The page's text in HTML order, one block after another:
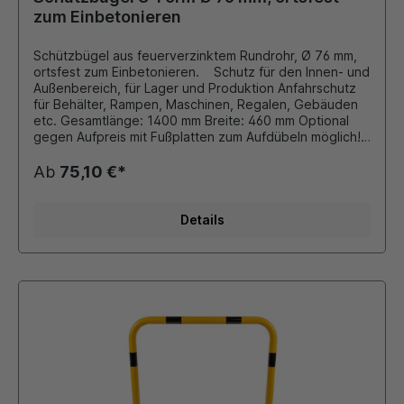
zum Einbetonieren
Schützbügel aus feuerverzinktem Rundrohr, Ø 76 mm,
ortsfest zum Einbetonieren. Schutz für den Innen- und
Außenbereich, für Lager und Produktion Anfahrschutz
für Behälter, Rampen, Maschinen, Regalen, Gebäuden
etc. Gesamtlänge: 1400 mm Breite: 460 mm Optional
gegen Aufpreis mit Fußplatten zum Aufdübeln möglich!!!
reflektierenden Folienringen oder RAL 9016
verkehrsweiss mit rot reflektierenden
Ab 75,10 €*
Details